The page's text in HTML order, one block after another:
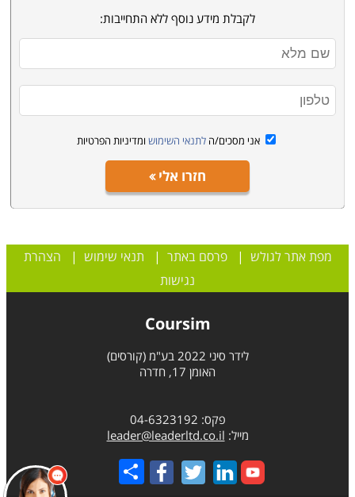
לקבלת מידע נוסף ללא התחייבות:
אני מסכים/ה לתנאי השימוש ומדיניות הפרטיות
חזרו אלי
מפת אתר לגולש |פרסם באתר | תנאי שימוש | הצהרת
נגישות
Coursim
לידר סיני 2022 בע"מ (קורסים)
האומן 17, חדרה
פקס: 04-6323192
מייל: leader@leaderltd.co.il
Share